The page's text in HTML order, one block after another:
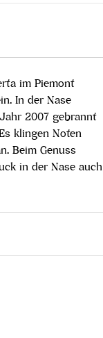
im Piemont
In der Nase
2007 gebrannt
klingen Noten
Beim Genuss
in der Nase auch